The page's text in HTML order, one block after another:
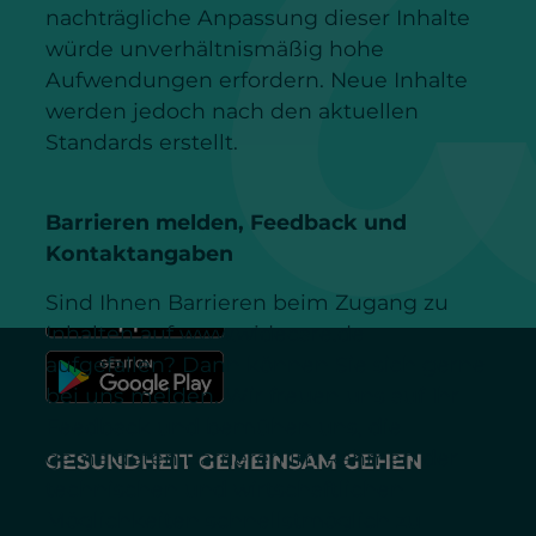
nachträgliche Anpassung dieser Inhalte
würde unverhältnismäßig hohe
Aufwendungen erfordern. Neue Inhalte
werden jedoch nach den aktuellen
Standards erstellt.
Barrieren melden, Feedback und
Kontaktangaben
Sind Ihnen Barrieren beim Zugang zu
Inhalten auf www.widecare.de
aufgefallen? Dann können Sie sich gerne
bei uns melden. Wir freuen uns auf Ihr
gemeldeten Barrieren im Rahmen der
widecare GmbH
Breitwiesenstraße 19
70565 Stuttgart
info@widecare.de
GESUNDHEIT GEMEINSAM GEHEN